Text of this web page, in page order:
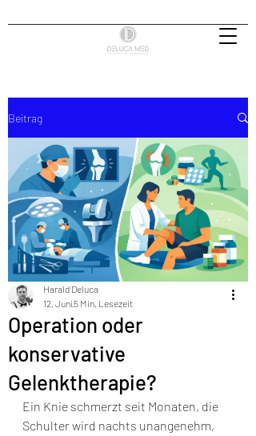
Beitrag
Operation oder
konservative
Gelenktherapie?
Harald Deluca
12. Juni5 Min. Lesezeit
Ein Knie schmerzt seit Monaten, die
Schulter wird nachts unangenehm,